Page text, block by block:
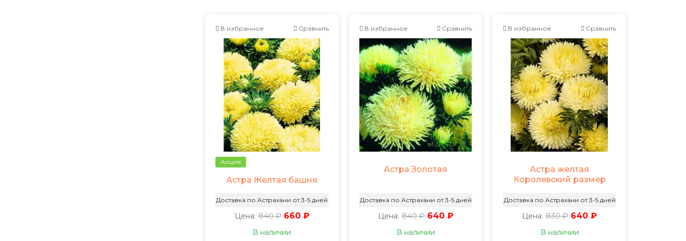
В избранное Сравнить
Акция
Астра Желтая башня
Доставка по Астрахани от 3-5 дней
Цена: 840 ₽ 660 ₽
В наличии
В избранное Сравнить
Астра Золотая
Доставка по Астрахани от 3-5 дней
Цена: 840 ₽ 640 ₽
В наличии
В избранное Сравнить
Астра желтая
Королевский размер
Доставка по Астрахани от 3-5 дней
Цена: 830 ₽ 640 ₽
В наличии